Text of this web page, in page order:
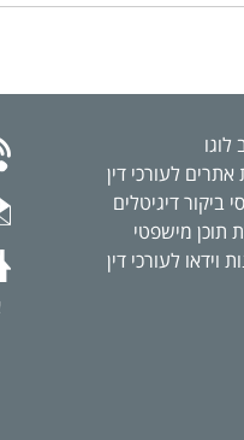
לוגו
אתרים לעורכי דין
ביקור דיגיטלים
תוכן מישפטי
וידאו לעורכי דין